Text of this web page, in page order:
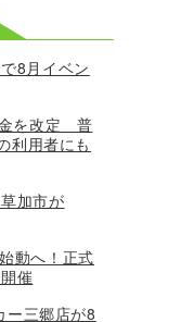
8月イベン
金を改定 普
利用者にも
加市が
動へ！正式
催
ー三郷店が8